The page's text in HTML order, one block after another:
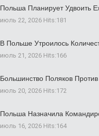
Польша Планирует Удвоить
июль 22, 2026 Hits:181
В Польше Утроилось
июль 21, 2026 Hits:166
Большинство Поляков
июль 20, 2026 Hits:172
Польша Назначила
июль 16, 2026 Hits:164